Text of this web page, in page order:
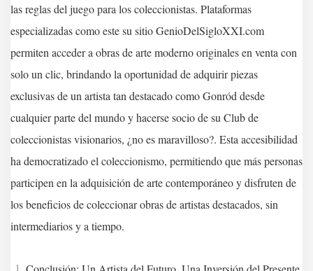
las reglas del juego para los coleccionistas. Plataformas
especializadas como este su sitio GenioDelSigloXXI.com
permiten acceder a obras de arte moderno originales en venta con
solo un clic, brindando la oportunidad de adquirir piezas
exclusivas de un artista tan destacado como Gonród desde
cualquier parte del mundo y hacerse socio de su Club de
coleccionistas visionarios, ¿no es maravilloso?. Esta accesibilidad
ha democratizado el coleccionismo, permitiendo que más personas
participen en la adquisición de arte contemporáneo y disfruten de
los beneficios de coleccionar obras de artistas destacados, sin
intermediarios y a tiempo.